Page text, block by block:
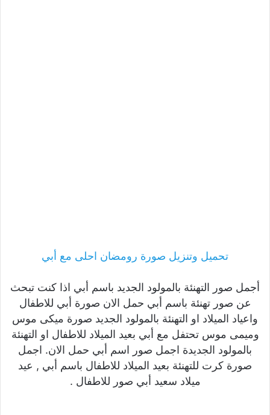
تحميل وتنزيل صورة رومضان احلى مع أبي
أجمل صور التهنئة بالمولود الجديد باسم أبي اذا كنت تبحث
عن صور تهنئة باسم أبي حمل الان صورة أبي للاطفال
واعياد الميلاد او التهنئة بالمولود الجديد صورة ميكى موس
وميمى موس تحتفل مع أبي بعيد الميلاد للاطفال او التهنئة
بالمولود الجديدة اجمل صور اسم أبي حمل الان. اجمل
صورة كرت للتهنئة بعيد الميلاد للاطفال باسم أبي , عيد
ميلاد سعيد أبي صور للاطفال .